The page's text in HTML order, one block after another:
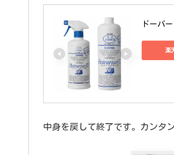
ドーバ
楽
中身を戻して終了です。カンタン